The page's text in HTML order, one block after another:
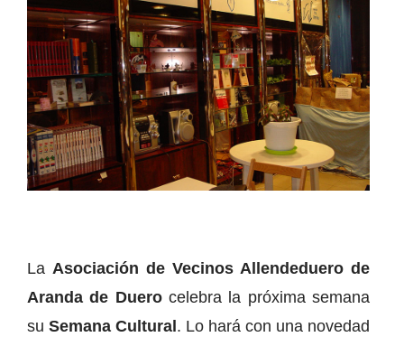
La Asociación de Vecinos Allendeduero de
Aranda de Duerocelebra la próxima semana
su Semana Cultural. Lo hará con una novedad